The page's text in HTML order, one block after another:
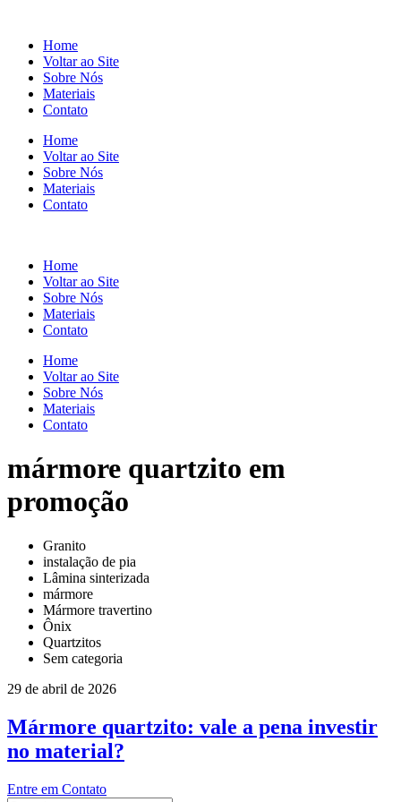
Home
Voltar ao Site
Sobre Nós
Materiais
Contato
Home
Voltar ao Site
Sobre Nós
Materiais
Contato
Home
Voltar ao Site
Sobre Nós
Materiais
Contato
Home
Voltar ao Site
Sobre Nós
Materiais
Contato
mármore quartzito em
promoção
Granito
instalação de pia
Lâmina sinterizada
mármore
Mármore travertino
Ônix
Quartzitos
Sem categoria
29 de abril de 2026
Mármore quartzito: vale a pena investir
no material?
Entre em Contato